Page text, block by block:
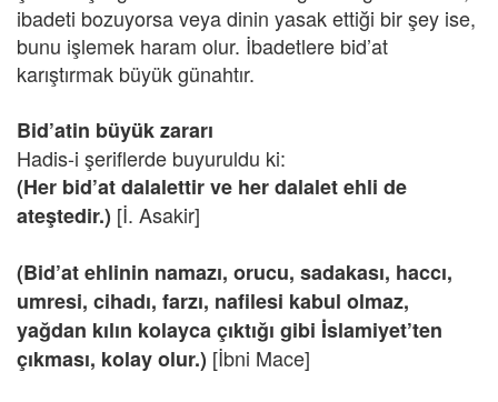
ibadeti bozuyorsa veya dinin yasak ettiği bir şey ise,
bunu işlemek haram olur. İbadetlere bid’at
karıştırmak büyük günahtır.
Bid’atin büyük zararı
Hadis-i şeriflerde buyuruldu ki:
(Her bid’at dalalettir ve her dalalet ehli de
ateştedir.) [İ. Asakir]
(Bid’at ehlinin namazı, orucu, sadakası, haccı,
umresi, cihadı, farzı, nafilesi kabul olmaz,
yağdan kılın kolayca çıktığı gibi İslamiyet’ten
çıkması, kolay olur.) [İbni Mace]